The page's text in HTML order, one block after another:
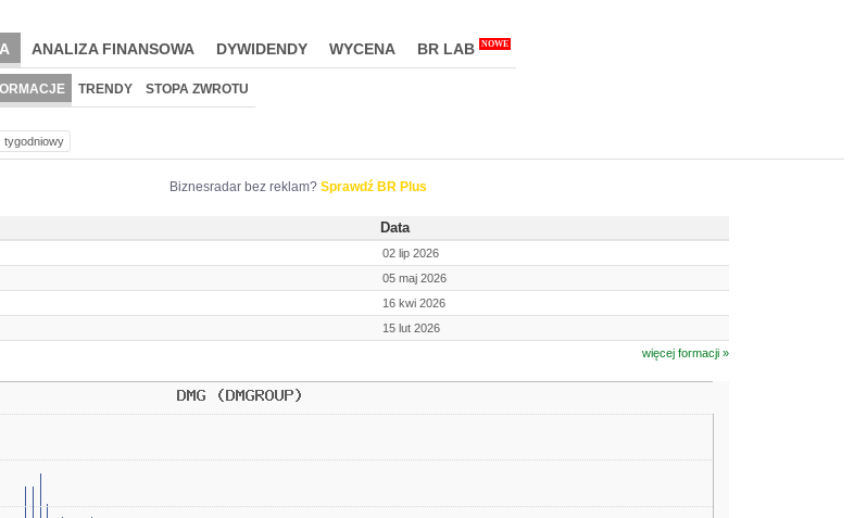
ANALIZA FINANSOWA DYWIDENDY WYCENA BR LAB NOWE
TRENDY STOPA ZWROTU
tygodniowy
Biznesradar bez reklam? Sprawdź BR Plus
Data
02 lip 2026
05 maj 2026
16 kwi 2026
15 lut 2026
więcej formacji »